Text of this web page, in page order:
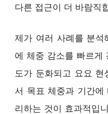
다른 접근이 더 바람직
제가 여러 사례를 분석
에 체중 감소를 빠르게
도가 둔화되고 요요
서 목표 체중과 기간
리하는 것이 효과적입